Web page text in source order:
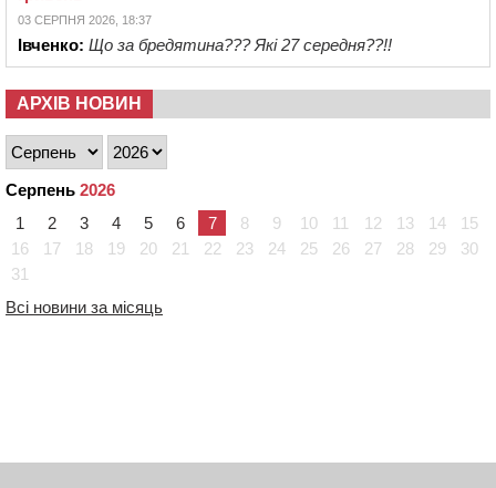
03 СЕРПНЯ 2026, 18:37
Івченко: Що за бредятина??? Які 27 середня??!!
АРХІВ НОВИН
Серпень 2026
1
2 3 4 5 6 7 8 9 10 11 12 13 14
15
16
17 18 19 20 21 22 23 24 25 26 27 28 29
30
31
Всі новини за місяць